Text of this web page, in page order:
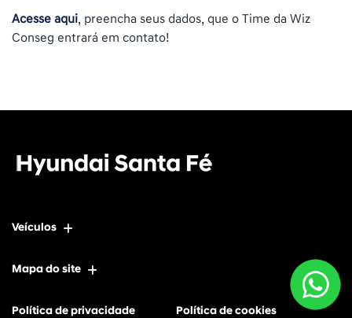
Acesse aqui, preencha seus dados, que o Time da Wiz
Conseg entrará em contato!
Veículos
Mapa do site
Política de privacidade Política de cookies